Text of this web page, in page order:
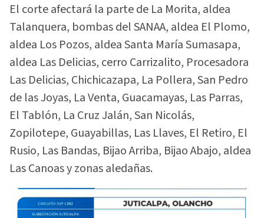
El corte afectará la parte de La Morita, aldea
Talanquera, bombas del SANAA, aldea El Plomo,
aldea Los Pozos, aldea Santa María Sumasapa,
aldea Las Delicias, cerro Carrizalito, Procesadora
Las Delicias, Chichicazapa, La Pollera, San Pedro
de las Joyas, La Venta, Guacamayas, Las Parras,
El Tablón, La Cruz Jalán, San Nicolás,
Zopilotepe, Guayabillas, Las Llaves, El Retiro, El
Rusio, Las Bandas, Bijao Arriba, Bijao Abajo, aldea
Las Canoas y zonas aledañas.